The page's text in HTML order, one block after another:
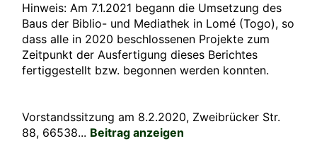
Hinweis: Am 7.1.2021 begann die Umsetzung des
Baus der Biblio- und Mediathek in Lomé (Togo), so
dass alle in 2020 beschlossenen Projekte zum
Zeitpunkt der Ausfertigung dieses Berichtes
fertiggestellt bzw. begonnen werden konnten.
Vorstandssitzung am 8.2.2020, Zweibrücker Str.
88, 66538... Beitrag anzeigen